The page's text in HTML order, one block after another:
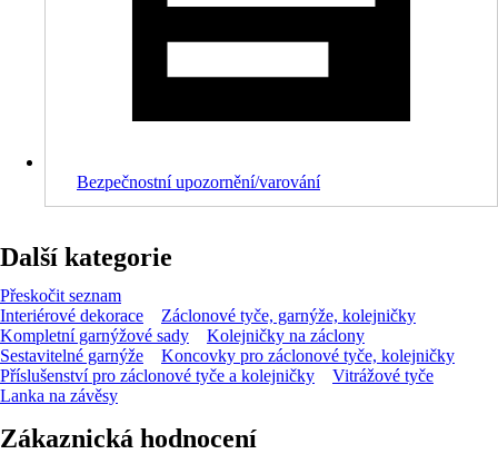
Bezpečnostní upozornění/varování
Další kategorie
Přeskočit seznam
Interiérové dekorace
Záclonové tyče, garnýže, kolejničky
Kompletní garnýžové sady
Kolejničky na záclony
Sestavitelné garnýže
Koncovky pro záclonové tyče, kolejničky
Příslušenství pro záclonové tyče a kolejničky
Vitrážové tyče
Lanka na závěsy
Zákaznická hodnocení